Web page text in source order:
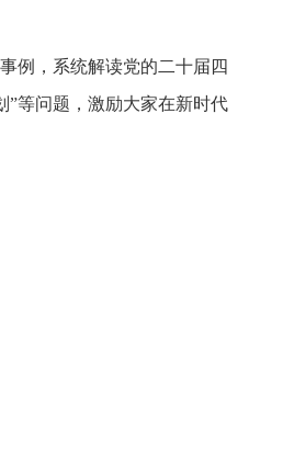
例，系统解读党的二十届四
”等问题，激励大家在新时代